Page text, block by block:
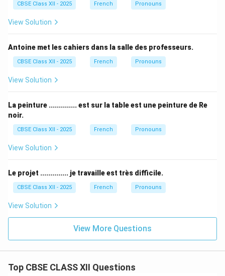
CBSE Class XII - 2025 French Pronouns
View Solution
Antoine met les cahiers dans la salle des professeurs.
CBSE Class XII - 2025 French Pronouns
View Solution
La peinture .............. est sur la table est une peinture de Re
noir.
CBSE Class XII - 2025 French Pronouns
View Solution
Le projet .............. je travaille est très difficile.
CBSE Class XII - 2025 French Pronouns
View Solution
View More Questions
Top CBSE CLASS XII Questions